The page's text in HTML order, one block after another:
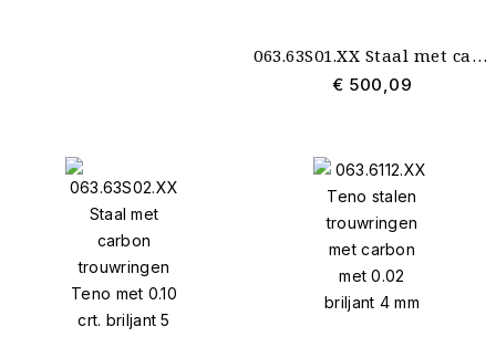
063.63S01.XX Staal met carbon trouwringen Teno met 0.06 crt. briljant 5 mm
€ 500,09